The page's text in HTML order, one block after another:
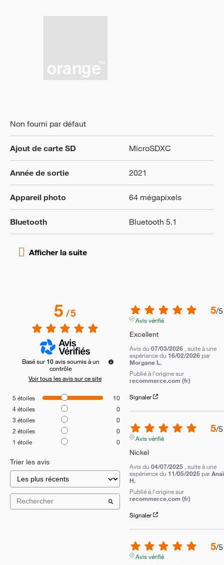
Non fourni par défaut
Ajout de carte SD MicroSDXC
Année de sortie 2021
Appareil photo 64 mégapixels
Bluetooth Bluetooth 5.1
5/5
Basé sur 10 avis soumis à un
contrôle
Voir tous les avis sur ce site
5 étoiles
10
4étoiles
0
3 étoiles
0
2 étoiles
0
1 étoile 0
Trier les avis
5/5
Avis vérifié
Excellent
Avis du 07/03/2026 , suite à une
expérience du 16/02/2026 par
Morgane L.
Publié à l'origine sur
recommerce.com (fr)
Signaler
5/5
Avis vérifié
Nickel
Avis du 04/07/2025 , suite à une
expérience du 11/05/2025 par
H.
Publié à l'origine sur
recommerce.com (fr)
Signaler
5/5
Avis vérifié